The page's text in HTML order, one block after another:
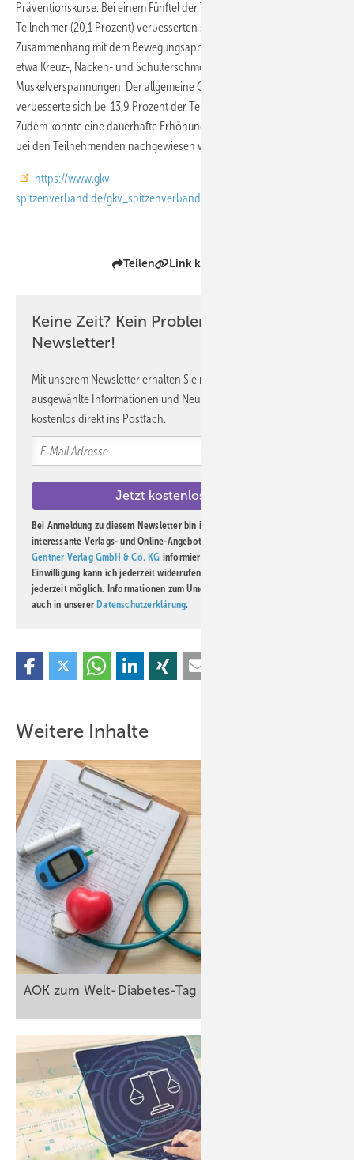
Präventionskurse: Bei einem Fünftel der Teilnehmerinnen und
Teilnehmer (20,1 Prozent) verbesserten sich Beschwerden im
Zusammenhang mit dem Bewegungsapparat nachhaltig. Dazu zählen
etwa Kreuz-, Nacken- und Schulterschmerzen oder
Muskelverspannungen. Der allgemeine Gesundheitszustand
verbesserte sich bei 13,9 Prozent der Teilnehmenden nachhaltig.
Zudem konnte eine dauerhafte Erhöhung der körperlichen Aktivität
bei den Teilnehmenden nachgewiesen werden.
https://www.gkv-
spitzenverband.de/gkv_spitzenverband/presse/
Teilen Link kopieren
Keine Zeit? Kein Problem mit dem ASU
Newsletter!
Mit unserem Newsletter erhalten Sie regelmäßig von uns
ausgewählte Informationen und Neuigkeiten, gebündelt und
kostenlos direkt ins Postfach.
Bei Anmeldung zu diesem Newsletter bin ich damit einverstanden, über
interessante Verlags- und Online-Angebote
Gentner Verlag GmbH & Co. KG informiert zu werden. Diese
Einwilligung kann ich jederzeit widerrufen und eine Abmeldung ist
jederzeit möglich. Informationen zum Umgang mit Daten finden Sie
auch in unserer Datenschutzerklärung.
Weitere Inhalte
AOK zum Welt-Diabetes-Tag